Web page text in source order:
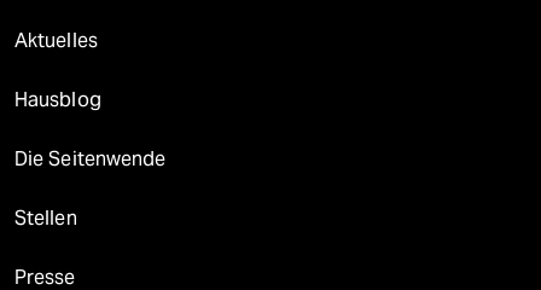
Aktuelles
Hausblog
Die Seitenwende
Stellen
Presse